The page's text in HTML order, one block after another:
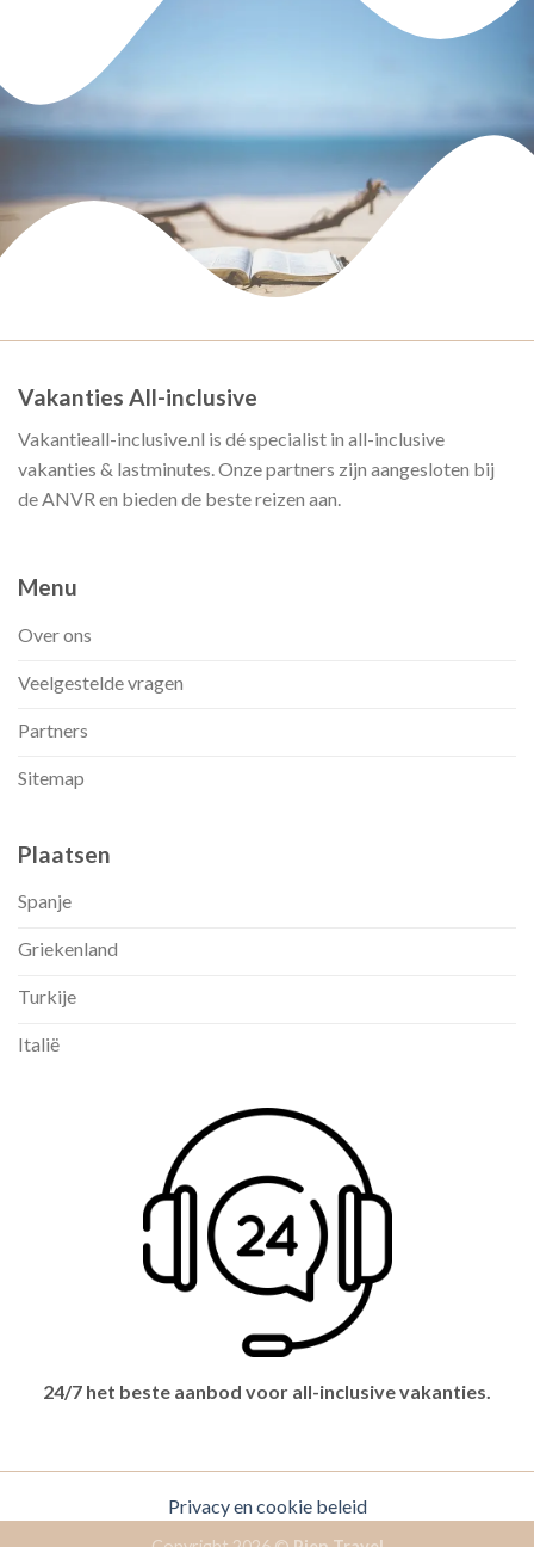
Vakanties All-inclusive
Vakantieall-inclusive.nl is dé specialist in all-inclusive
vakanties & lastminutes. Onze partners zijn aangesloten bij
de ANVR en bieden de beste reizen aan.
Menu
Over ons
Veelgestelde vragen
Partners
Sitemap
Plaatsen
Spanje
Griekenland
Turkije
Italië
24/7 het beste aanbod voor all-inclusive vakanties.
Privacy en cookie beleid